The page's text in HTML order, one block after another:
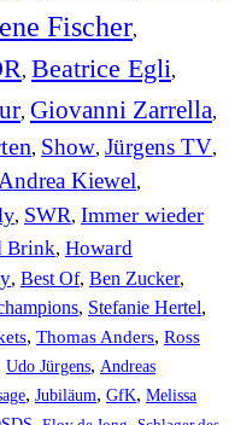
Fischer,
, Beatrice Egli,
, Giovanni Zarrella,
, Show, Jürgens TV,
Andrea Kiewel,
, SWR, Immer wieder
Brink, Howard
, Best Of, Ben Zucker,
, Stefanie Hertel,
, Thomas Anders, Ross
Udo Jürgens, Andreas
, Jubiläum, GfK, Melissa